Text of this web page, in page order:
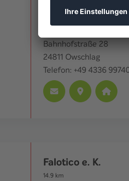
Heyden, Sam &
Bahnhofstraße 28
24811 Owschlag
Telefon: +49 4336
Falotico e. K.
14.9 km